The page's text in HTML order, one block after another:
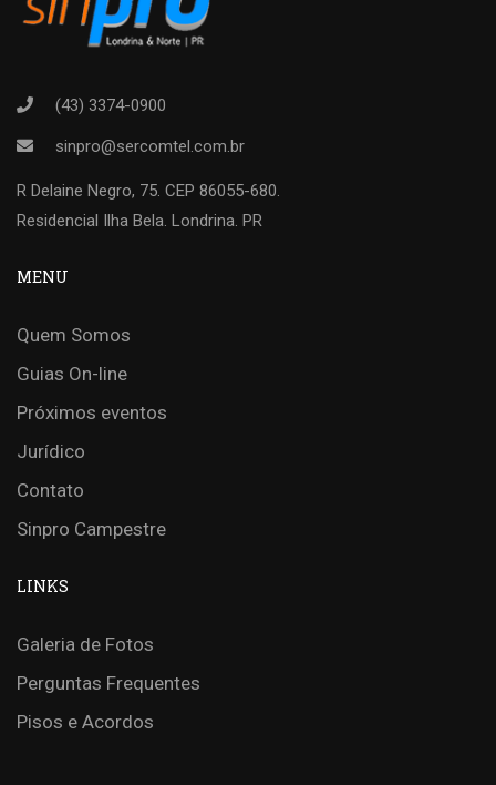
(43) 3374-0900
sinpro@sercomtel.com.br
R Delaine Negro, 75. CEP 86055-680.
Residencial Ilha Bela. Londrina. PR
MENU
Quem Somos
Guias On-line
Próximos eventos
Jurídico
Contato
Sinpro Campestre
LINKS
Galeria de Fotos
Perguntas Frequentes
Pisos e Acordos